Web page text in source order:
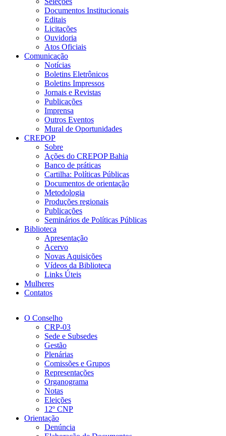
Documentos Institucionais
Editais
Licitações
Ouvidoria
Atos Oficiais
Comunicação
Notícias
Boletins Eletrônicos
Boletins Impressos
Jornais e Revistas
Publicações
Imprensa
Outros Eventos
Mural de Oportunidades
CREPOP
Sobre
Ações do CREPOP Bahia
Banco de práticas
Cartilha: Políticas Públicas
Documentos de orientação
Metodologia
Produções regionais
Publicações
Seminários de Políticas Públicas
Biblioteca
Apresentação
Acervo
Novas Aquisições
Vídeos da Biblioteca
Links Úteis
Mulheres
Contatos
O Conselho
CRP-03
Sede e Subsedes
Gestão
Plenárias
Comissões e Grupos
Representações
Organograma
Notas
Eleições
12º CNP
Orientação
Denúncia